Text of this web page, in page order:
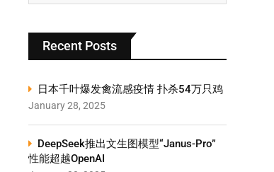
Recent Posts
日本千叶爆发禽流感疫情 扑杀54万只鸡
January 28, 2025
DeepSeek推出文生图模型“Janus-Pro”
性能超越OpenAI